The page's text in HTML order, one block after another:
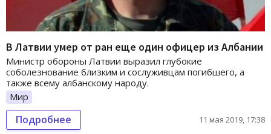
В Латвии умер от ран еще один офицер из Албании
Министр обороны Латвии выразил глубокие
соболезнование близким и сослуживцам погибшего, а
также всему албанскому народу.
Мир
Подробнее 11 мая 2019, 17:38